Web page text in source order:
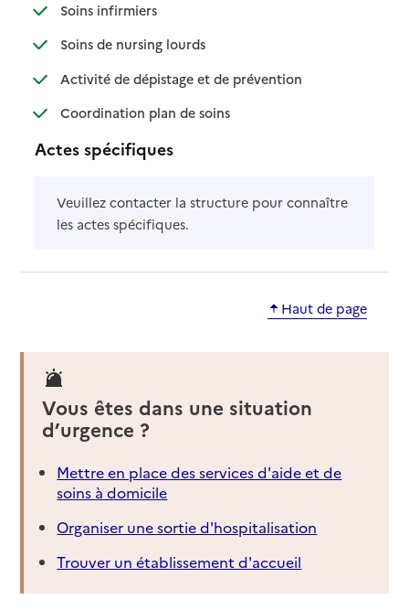
Soins infirmiers: disponible
: non disponible
Soins de nursing lourds: disponible
: non disponible
Activité de dépistage et de prévention: disponible
: non disponible
Coordination plan de soins: disponible
: non disponible
Actes spécifiques
Veuillez contacter la structure pour connaître
les actes spécifiques.
Haut de page
Vous êtes dans une situation
d’urgence ?
Mettre en place des services d'aide et de
soins à domicile
Organiser une sortie d'hospitalisation
Trouver un établissement d'accueil